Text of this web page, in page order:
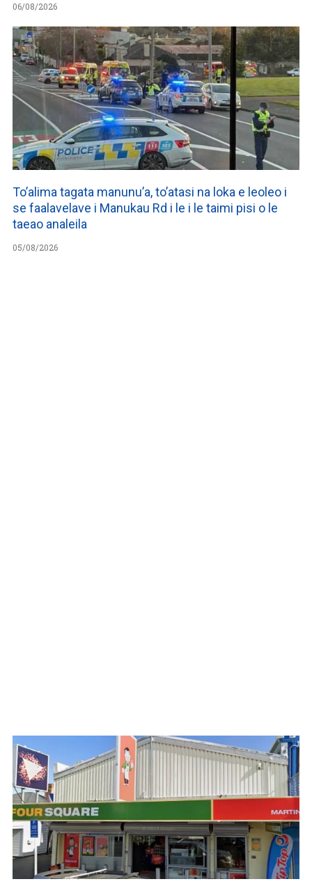
06/08/2026
To’alima tagata manunu’a, to’atasi na loka e leoleo i
se faalavelave i Manukau Rd i le i le taimi pisi o le
taeao analeila
05/08/2026